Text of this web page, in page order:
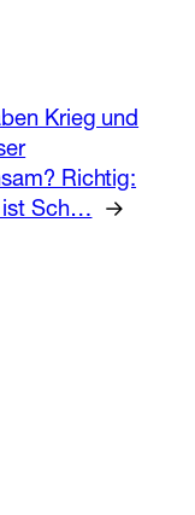
Krieg und
Richtig:
ist Sch…
→